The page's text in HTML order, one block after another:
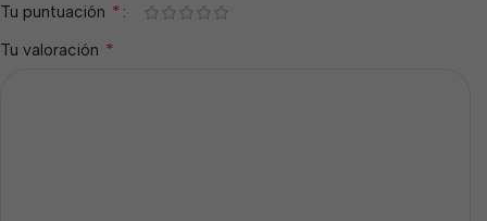
Tu puntuación *
Tu valoración *